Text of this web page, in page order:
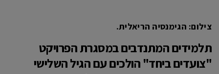
צילום: הגימנסיה הריאלית.
תלמידים המתנדבים במסגרת הפרויקט
"צועדים ביחד" הולכים עם הגיל השלישי